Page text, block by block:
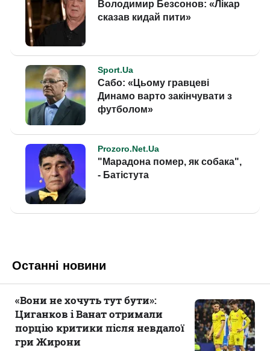
Останні новини
«Вони не хочуть тут бути»:
Циганков і Ванат отримали
порцію критики після невдалої
гри Жирони